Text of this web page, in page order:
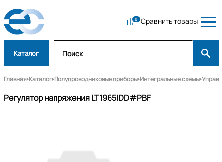
Сравнить товары
Каталог
Главная Каталог Полупроводниковые приборы Интегральные схемы
Регулятор напряжения LT1965IDD#PBF